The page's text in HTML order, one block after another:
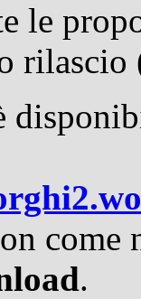
le
come
.